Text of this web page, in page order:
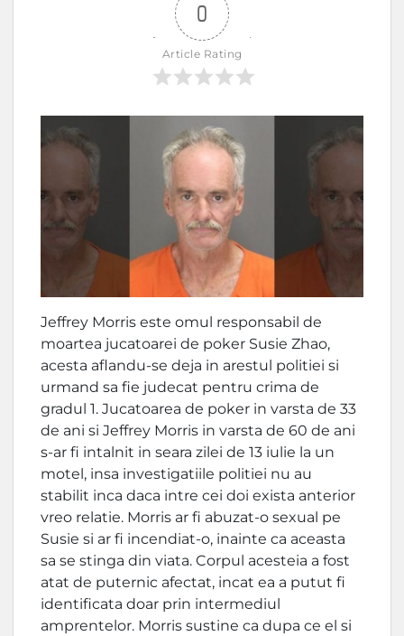
0
Article Rating
Jeffrey Morris este omul responsabil de
moartea jucatoarei de poker Susie Zhao,
acesta aflandu-se deja in arestul politiei si
urmand sa fie judecat pentru crima de
gradul 1. Jucatoarea de poker in varsta de 33
de ani si Jeffrey Morris in varsta de 60 de ani
s-ar fi intalnit in seara zilei de 13 iulie la un
motel, insa investigatiile politiei nu au
stabilit inca daca intre cei doi exista anterior
vreo relatie. Morris ar fi abuzat-o sexual pe
Susie si ar fi incendiat-o, inainte ca aceasta
sa se stinga din viata. Corpul acesteia a fost
atat de puternic afectat, incat ea a putut fi
identificata doar prin intermediul
amprentelor. Morris sustine ca dupa ce el si